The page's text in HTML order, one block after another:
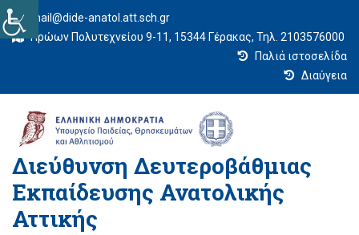
mail@dide-anatol.att.sch.gr
Ηρώων Πολυτεχνείου 9-11, 15344 Γέρακας, Τηλ. 2103576000
Παλιά ιστοσελίδα
Διαύγεια
Διεύθυνση Δευτεροβάθμιας
Εκπαίδευσης Ανατολικής
Αττικής